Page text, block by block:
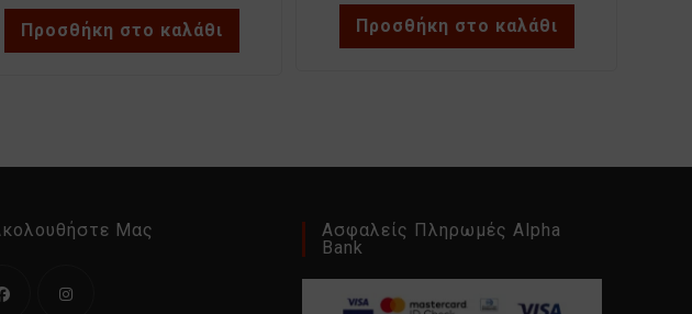
Προσθήκη στο καλάθι Προσθήκη στο καλάθι
Μας
Ασφαλείς Πληρωμές Alpha
Bank